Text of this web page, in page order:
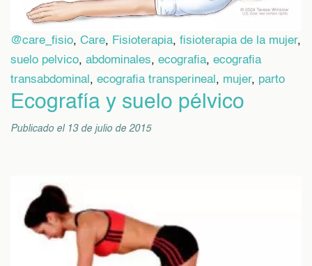
@care_fisio, Care, Fisioterapia, fisioterapia de la mujer,
suelo pelvico, abdominales, ecografia, ecografia
transabdominal , ecografia transperineal , mujer, parto
Ecografía y suelo pélvico
Publicado el 13 de julio de 2015